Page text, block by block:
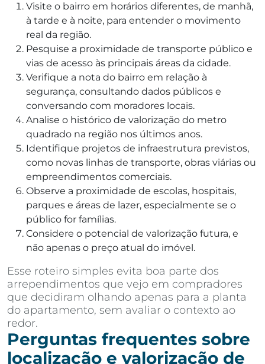
Visite o bairro em horários diferentes, de manhã,
à tarde e à noite, para entender o movimento
real da região.
Pesquise a proximidade de transporte público e
vias de acesso às principais áreas da cidade.
Verifique a nota do bairro em relação à
segurança, consultando dados públicos e
conversando com moradores locais.
Analise o histórico de valorização do metro
quadrado na região nos últimos anos.
Identifique projetos de infraestrutura previstos,
como novas linhas de transporte, obras viárias ou
empreendimentos comerciais.
Observe a proximidade de escolas, hospitais,
parques e áreas de lazer, especialmente se o
público for famílias.
Considere o potencial de valorização futura, e
não apenas o preço atual do imóvel.
Esse roteiro simples evita boa parte dos
arrependimentos que vejo em compradores
que decidiram olhando apenas para a planta
do apartamento, sem avaliar o contexto ao
redor.
Perguntas frequentes sobre
localização e valorização de